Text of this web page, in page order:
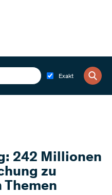
Exakt
242 Millionen
zu